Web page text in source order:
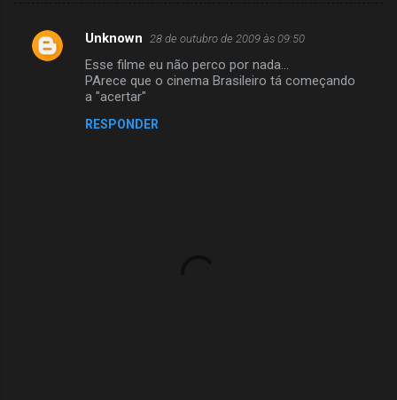
C
Unknown 28 de outubro de 2009 às 09:50
Esse filme eu não perco por nada...
PArece que o cinema Brasileiro tá começando
a "acertar"
RESPONDER